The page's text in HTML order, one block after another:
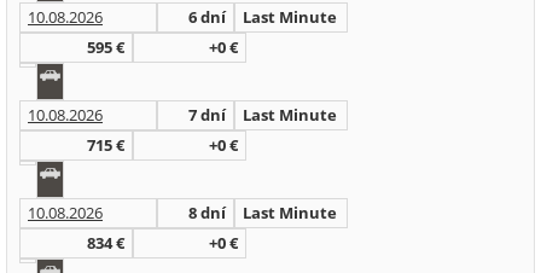
10.08.2026 6 dní
Last Minute
595 €
+0 €
10.08.2026 7 dní
Last Minute
715 €
+0 €
10.08.2026 8 dní
Last Minute
834 €
+0 €